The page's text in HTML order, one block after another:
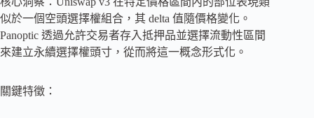
似於一個空頭選擇權組合，其 delta 值隨價格變化。
Panoptic 透過允許交易者存入抵押品並選擇流動性區間
來建立永續選擇權頭寸，從而將這一概念形式化。
關鍵特徵：